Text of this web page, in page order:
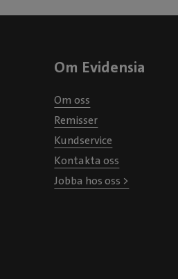
Om Evidensia
Om oss
Remisser
Kundservice
Kontakta oss
Jobba hos oss >